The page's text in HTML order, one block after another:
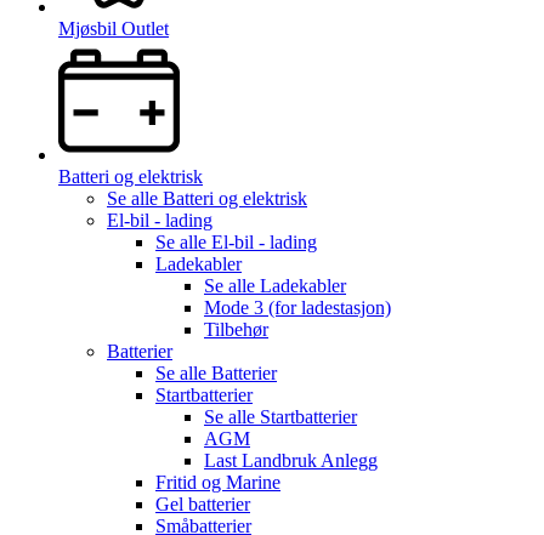
Mjøsbil Outlet
Batteri og elektrisk
Se alle Batteri og elektrisk
El-bil - lading
Se alle El-bil - lading
Ladekabler
Se alle Ladekabler
Mode 3 (for ladestasjon)
Tilbehør
Batterier
Se alle Batterier
Startbatterier
Se alle Startbatterier
AGM
Last Landbruk Anlegg
Fritid og Marine
Gel batterier
Småbatterier